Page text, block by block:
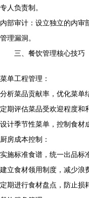
专人负责制。
内部审计：设立独立的内审
管理漏洞。
三、餐饮管理核心技巧
菜单工程管理：
分析菜品贡献率，优化菜单
定期评估菜品受欢迎程度和
设计季节性菜单，控制食材
厨房成本控制：
实施标准食谱，统一出品标
建立食材领用制度，减少浪
定期进行食材盘点，防止损